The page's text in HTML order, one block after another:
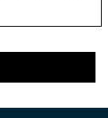
約を随時変更
諾します。
月間表示した
します。